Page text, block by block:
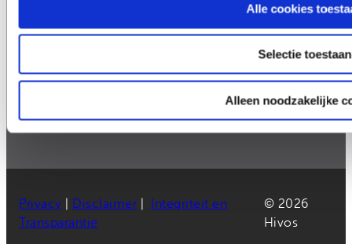
Alle cookies
Selectie toestaan
Alleen noodzakelijke
Rekeningnummer: NL50 TRIO 0338 7775 55
E-mail:donateurs@hivos.nl
>Contact en donateursservice
>Vacatures bij Hivos
Privacy Disclaimer|
Integriteit en
Transparantie
© 2026
Hivos